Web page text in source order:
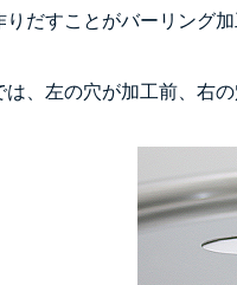
りだすことがバーリング加
、左の穴が加工前、右の